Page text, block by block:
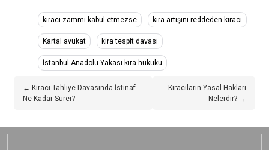
kiracı zammı kabul etmezse kira artışını reddeden kiracı
Kartal avukat kira tespit davası
İstanbul Anadolu Yakası kira hukuku
← Kiracı Tahliye Davasında İstinaf
Ne Kadar Sürer?
Kiracıların Yasal Hakları
Nelerdir? →